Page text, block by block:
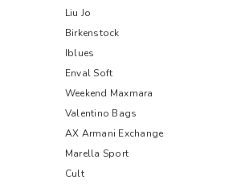
Liu Jo
Birkenstock
Iblues
Enval Soft
Weekend Maxmara
Valentino Bags
AX Armani Exchange
Marella Sport
Cult